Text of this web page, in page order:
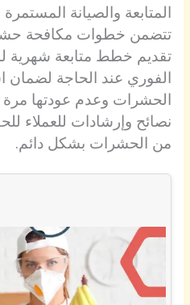
المتابعة والصيانة المستمرة
تتضمن خطوات مكافحة
تقديم خطط متابعة شهرية
الفوري عند الحاجة لضمان
الحشرات وعدم عودتها
نصائح وإرشادات للعملاء
من الحشرات بشكل دائم.